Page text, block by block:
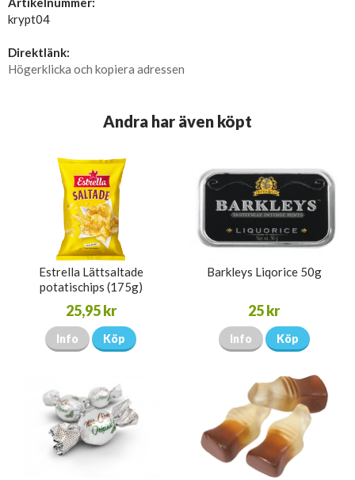
krypt04
Direktlänk:
Högerklicka och kopiera adressen
Andra har även köpt
Estrella Lättsaltade
potatischips (175g)
25,95 kr
Info Köp
Barkleys Liqorice 50g
25 kr
Info Köp